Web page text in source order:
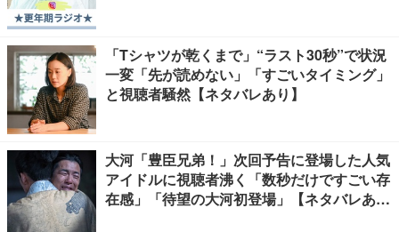
「Tシャツが乾くまで」“ラスト30秒”で状況
一変「先が読めない」「すごいタイミング」
と視聴者騒然【ネタバレあり】
大河「豊臣兄弟！」次回予告に登場した人気
アイドルに視聴者沸く「数秒だけですごい存
在感」「待望の大河初登場」【ネタバレあ